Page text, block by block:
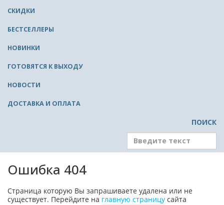
СКИДКИ
БЕСТСЕЛЛЕРЫ
НОВИНКИ
ГОТОВЯТСЯ К ВЫХОДУ
НОВОСТИ
ДОСТАВКА И ОПЛАТА
ПОИСК
Ошибка 404
Страница которую Вы запрашиваете удалена или не
существует. Перейдите на главную страницу сайта